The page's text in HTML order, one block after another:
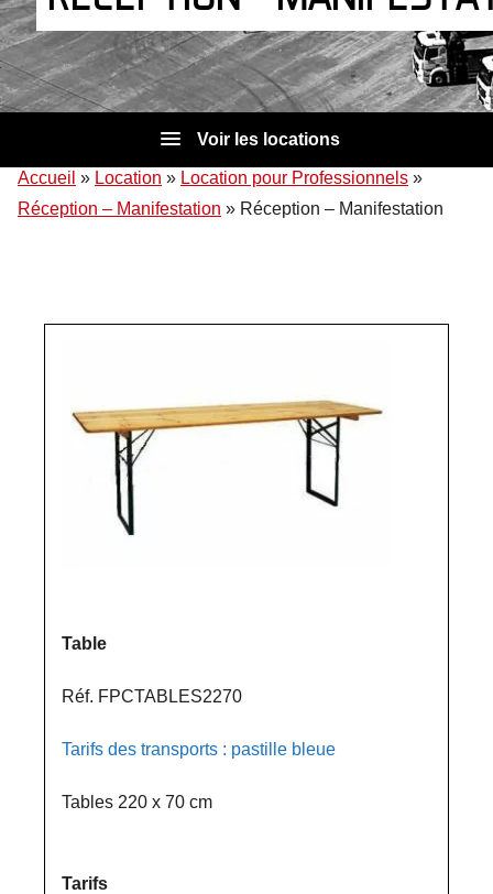
Voir les locations
Accueil » Location » Location pour Professionnels »
Réception – Manifestation » Réception – Manifestation
Table
Réf. FPCTABLES2270
Tarifs des transports : pastille bleue
Tables 220 x 70 cm
Tarifs